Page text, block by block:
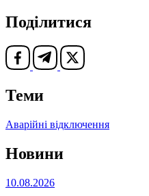
Поділитися
Теми
Аварійні відключення
Новини
10.08.2026